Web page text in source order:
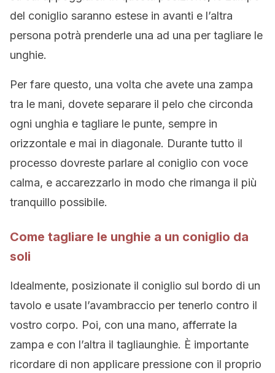
del coniglio saranno estese in avanti e l’altra
persona potrà prenderle una ad una per tagliare le
unghie.
Per fare questo, una volta che avete una zampa
tra le mani, dovete separare il pelo che circonda
ogni unghia e tagliare le punte, sempre in
orizzontale e mai in diagonale. Durante tutto il
processo dovreste parlare al coniglio con voce
calma, e accarezzarlo in modo che rimanga il più
tranquillo possibile.
Come tagliare le unghie a un coniglio da
soli
Idealmente, posizionate il coniglio sul bordo di un
tavolo e usate l’avambraccio per tenerlo contro il
vostro corpo. Poi, con una mano, afferrate la
zampa e con l’altra il tagliaunghie. È importante
ricordare di non applicare pressione con il proprio